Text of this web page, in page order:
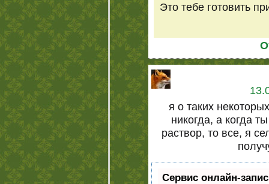
Это тебе готовить
я о таких
никогда, а когда
раствор, то все, я
Сервис онлайн-